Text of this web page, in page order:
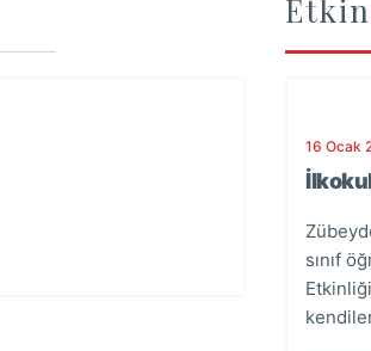
06 Mart 2026
ziyaret ederek \"Dijital
bulunmuştur.
16 Ocak
sınıf